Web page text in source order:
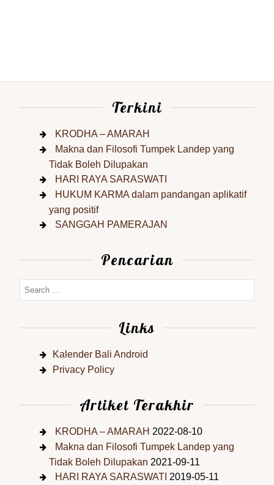
Terkini
KRODHA – AMARAH
Makna dan Filosofi Tumpek Landep yang
Tidak Boleh Dilupakan
HARI RAYA SARASWATI
HUKUM KARMA dalam pandangan aplikatif
yang positif
SANGGAH PAMERAJAN
Pencarian
Links
Kalender Bali Android
Privacy Policy
Artiket Terakhir
KRODHA – AMARAH 2022-08-10
Makna dan Filosofi Tumpek Landep yang
Tidak Boleh Dilupakan 2021-09-11
HARI RAYA SARASWATI 2019-05-11